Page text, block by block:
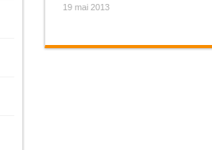
19 mai 2013